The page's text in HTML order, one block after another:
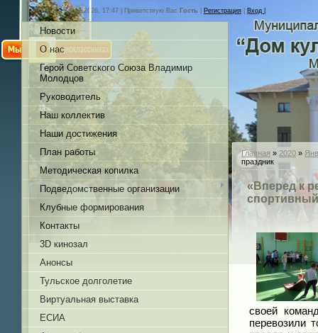
Суббота, 08.08.2026, 17:47 | Приветствую Вас Гость Регистрация Вход |
Новости
О нас
Герой Советского Союза Владимир
Молодцов
Руководитель
Наш коллектив
Наши достижения
План работы
Методическая копилка
Подведомственные организации
Клубные формирования
Контакты
3D кинозал
Анонсы
Тульское долголетие
Виртуальная выставка
ЕСИА
Главная » 2020 »
праздник
«Вперед к
своей
перевозили